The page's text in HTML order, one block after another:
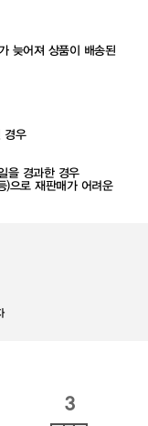
늦어져 상품이 배송된
경우
을 경과한 경우
)으로 재판매가 어려운
3